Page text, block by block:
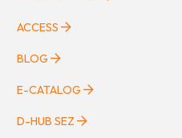
ACCESS
BLOG
E-CATALOG
D-HUB SEZ